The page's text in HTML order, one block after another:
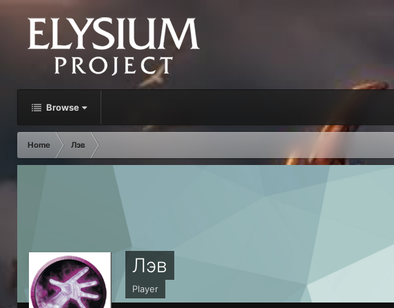
Browse
Home Лэв
Лэв
Player